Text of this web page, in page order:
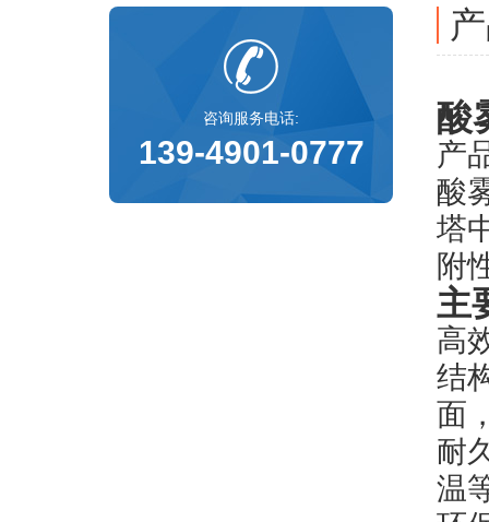
咨询服务电话:
139-4901-0777
酸
产
酸
塔
附
主
高
结
面
耐
温